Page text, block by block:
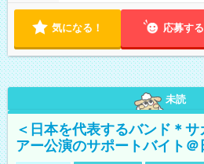
気になる！ 応募する
未読
＜日本を代表するバンド＊
アー公演のサポートバイト＠